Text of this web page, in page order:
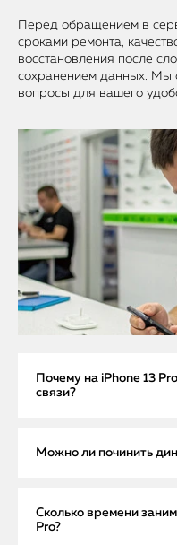
Перед обращением в
сроками ремонта,
восстановления после
сохранением данных. Мы
вопросы для вашего
Почему на iPhone 13
связи?
повреждением
Можно ли починить
Ремонт динамика
опыта и оригинальных
Сколько времени
Pro?